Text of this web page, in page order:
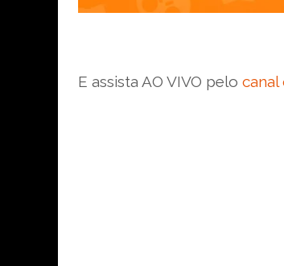
E assista AO VIVO pelo canal